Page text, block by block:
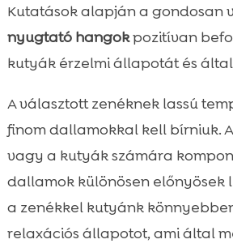
Kutatások alapján a gondosan
nyugtató hangokpozitívan
kutyák érzelmi állapotát és
A választott zenéknek lassú
finom dallamokkal kell bírniuk.
vagy a kutyák számára
dallamok különösen előnyösek
a zenékkel kutyánk
relaxációs állapotot, ami által